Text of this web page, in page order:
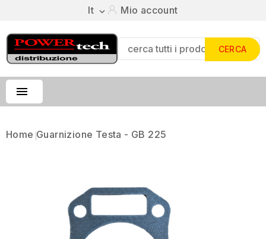
It  Mio account
CERCA

Home Guarnizione Testa - GB 225